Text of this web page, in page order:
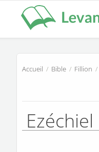
Accueil / Bible / Fillion /
Ezéchiel